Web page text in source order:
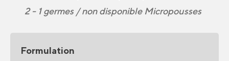
2 - 1 germes / non disponible Micropousses
Formulation